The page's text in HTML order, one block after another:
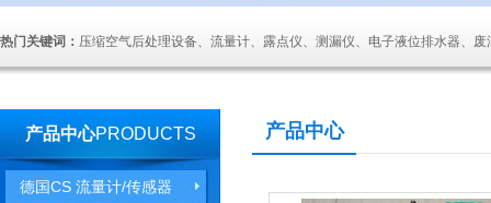
热门关键词： 压缩空气后处理设备、流量计、露点仪、测漏仪、电子液位排水器、
产品中心PRODUCTS
德国CS 流量计/传感器
产品中心